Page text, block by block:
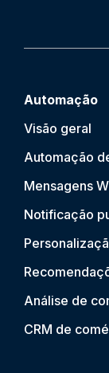
Automação
Visão geral
Automação
Mensagens
Notificação
Análise de
CRM de